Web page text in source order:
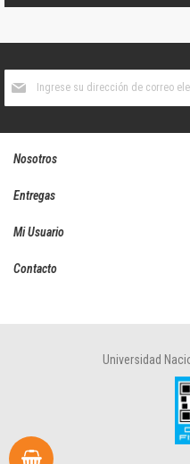
boletín
Nosotros
Entregas
Mi Usuario
Contacto
Universidad